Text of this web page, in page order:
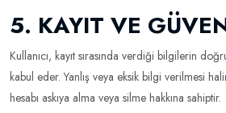
5. KAYIT VE
Kullanıcı, kayıt sırasında verdiği bilgilerin
kabul eder. Yanlış veya eksik bilgi verilmesi
hesabı askıya alma veya silme hakkına sahiptir.